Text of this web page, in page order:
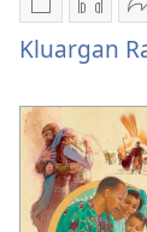
Pilian
ngunduh
publikasi
digital
Kluargan
Ragané
Bisa
Bagia
audio
Bisa
Bagia
Kluargan